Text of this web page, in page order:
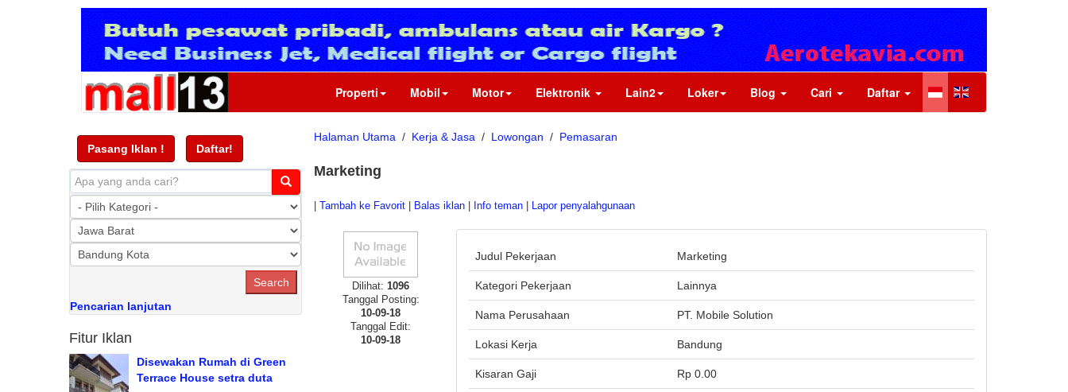
Properti Mobil Motor Elektronik Lain2 Loker Blog Cari Daftar
Pasang Iklan ! Daftar!
Pencarian lanjutan
Fitur Iklan
Disewakan Rumah di Green
Terrace House setra duta
Halaman Utama / Kerja & Jasa / Lowongan / Pemasaran
Marketing
Tambah ke Favorit| Balas iklan| Info teman| Lapor penyalahgunaan
Dilihat: 1096
Tanggal Posting:
10-09-18
Tanggal Edit:
10-09-18
Judul Pekerjaan Marketing
Kategori Pekerjaan Lainnya
Nama Perusahaan PT. Mobile Solution
Lokasi Kerja Bandung
Kisaran Gaji Rp 0.00